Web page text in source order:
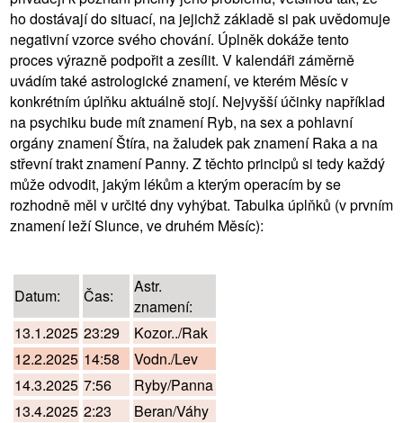
ho dostávají do situací, na jejichž základě si pak uvědomuje
negativní vzorce svého chování. Úplněk dokáže tento
proces výrazně podpořit a zesílit. V kalendáři záměrně
uvádím také astrologické znamení, ve kterém Měsíc v
konkrétním úplňku aktuálně stojí. Nejvyšší účinky například
na psychiku bude mít znamení Ryb, na sex a pohlavní
orgány znamení Štíra, na žaludek pak znamení Raka a na
střevní trakt znamení Panny. Z těchto principů si tedy každý
může odvodit, jakým lékům a kterým operacím by se
rozhodně měl v určité dny vyhýbat. Tabulka úplňků (v prvním
znamení leží Slunce, ve druhém Měsíc):
Datum: Čas:
Astr.
znamení:
13.1.2025 23:29
Kozor../Rak
12.2.2025 14:58
Vodn./Lev
14.3.2025 7:56
Ryby/Panna
13.4.2025 2:23
Beran/Váhy